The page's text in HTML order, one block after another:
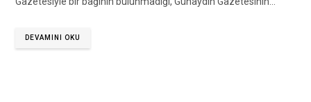
DEVAMINI OKU